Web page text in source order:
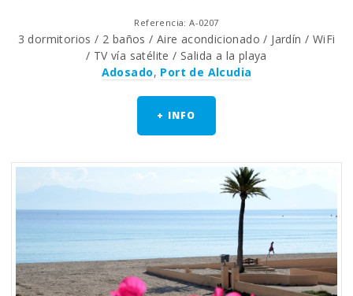
Referencia: A-0207
3 dormitorios / 2 baños / Aire acondicionado / Jardín / WiFi
/ TV vía satélite / Salida a la playa
Adosado, Port de Alcudia
+ INFO